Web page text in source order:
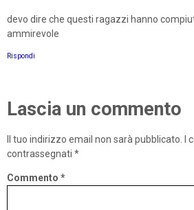
devo dire che questi ragazzi hanno
ammirevole
Rispondi
Lascia un commento
Il tuo indirizzo email non sarà pubblicato.
I
contrassegnati *
Commento *